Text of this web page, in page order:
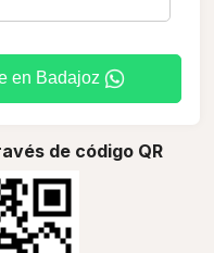
en Badajoz
de código QR